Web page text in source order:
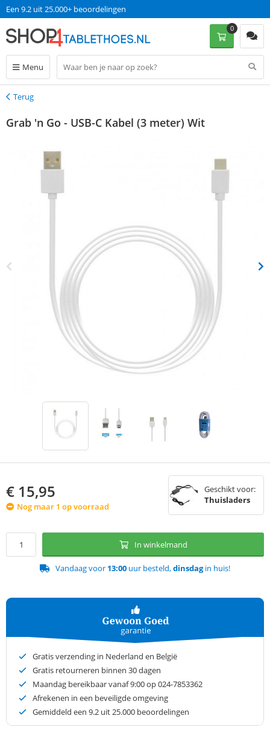
Een 9.2 uit 25.000+ beoordelingen
Menu
0
Terug
Terug
Grab 'n Go - USB-C Kabel (3 meter) Wit
€ 15,95
Nog maar 1 op voorraad
Geschikt voor:
Thuisladers
In winkelmand
Vandaag voor 13:00 uur besteld,dinsdagin huis!
Gratis verzending in Nederland en België
Gratis retourneren binnen 30 dagen
Maandag bereikbaar vanaf 9:00 op 024-7853362
Afrekenen in een beveiligde omgeving
Gemiddeld een 9.2 uit 25.000 beoordelingen